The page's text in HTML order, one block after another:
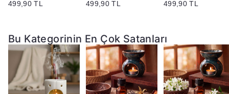
499,90 TL 499,90 TL 499,90 TL
Bu Kategorinin En Çok Satanları